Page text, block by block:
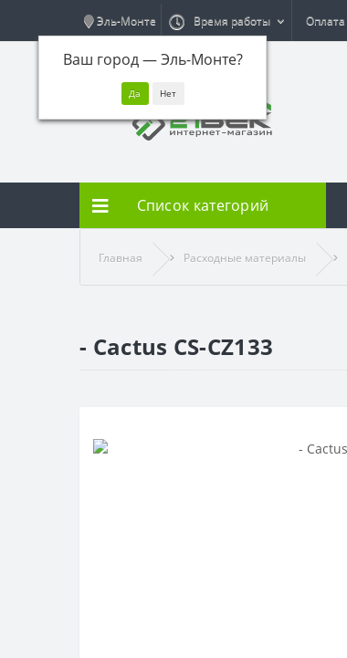
Эль-Монте
Ваш город —Эль-Монте?
Время работы Оплата
Список категорий
Главная Расходные материалы
- Cactus CS-CZ133